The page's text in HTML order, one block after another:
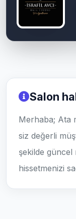
Salon
Merhaba; Ata
siz değerli
şekilde güncel
hissetmenizi